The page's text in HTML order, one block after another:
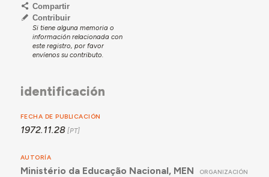
Compartir
Contribuir
Si tiene alguna memoria o
información relacionada con
este registro, por favor
envíenos su contributo.
identificación
FECHA DE PUBLICACIÓN
1972.11.28
AUTORÍA
Ministério da Educação Nacional, MEN ORGANIZACIÓN